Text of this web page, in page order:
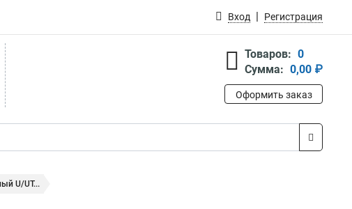
Вход Регистрация
Товаров: 0
Сумма: 0,00 ₽
Оформить заказ
U/UT...